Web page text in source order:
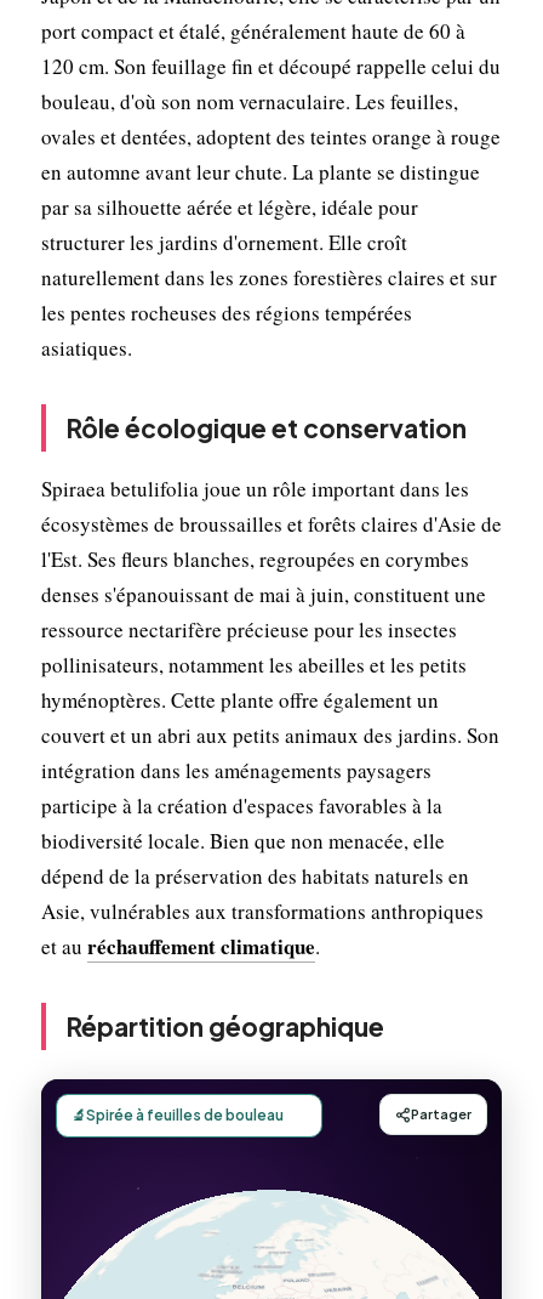
port compact et étalé, généralement haute de 60 à
120 cm. Son feuillage fin et découpé rappelle celui du
bouleau, d'où son nom vernaculaire. Les feuilles,
ovales et dentées, adoptent des teintes orange à rouge
en automne avant leur chute. La plante se distingue
par sa silhouette aérée et légère, idéale pour
structurer les jardins d'ornement. Elle croît
naturellement dans les zones forestières claires et sur
les pentes rocheuses des régions tempérées
asiatiques.
Rôle écologique et conservation
Spiraea betulifolia joue un rôle important dans les
écosystèmes de broussailles et forêts claires d'Asie de
l'Est. Ses fleurs blanches, regroupées en corymbes
denses s'épanouissant de mai à juin, constituent une
ressource nectarifère précieuse pour les insectes
pollinisateurs, notamment les abeilles et les petits
hyménoptères. Cette plante offre également un
couvert et un abri aux petits animaux des jardins. Son
intégration dans les aménagements paysagers
participe à la création d'espaces favorables à la
biodiversité locale. Bien que non menacée, elle
dépend de la préservation des habitats naturels en
Asie, vulnérables aux transformations anthropiques
et au réchauffement climatique.
Répartition géographique